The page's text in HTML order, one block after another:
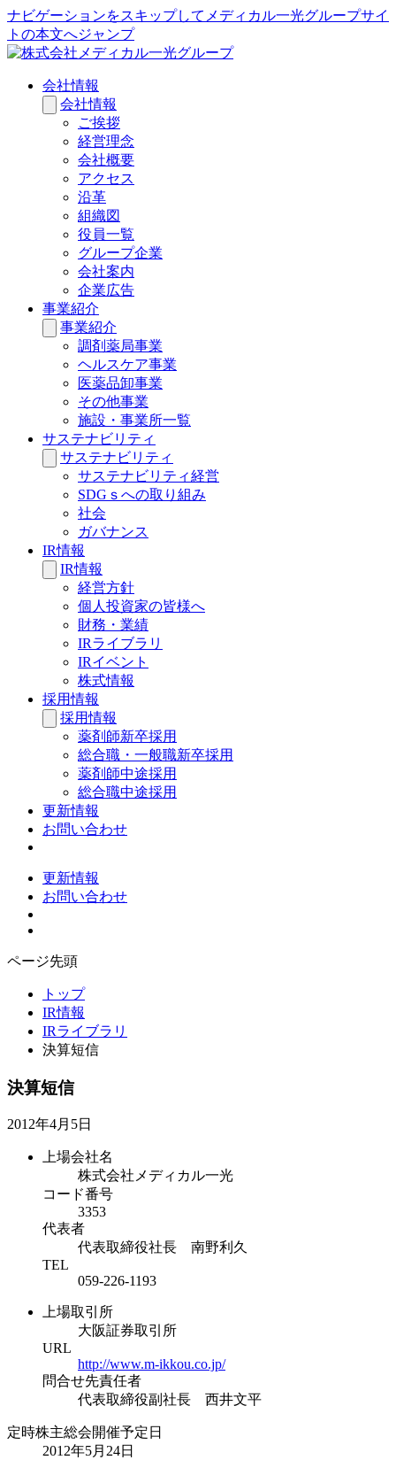
ナビゲーションをスキップしてメディカル一光グループサイ
トの本文へジャンプ
会社情報
会社情報
ご挨拶
経営理念
会社概要
アクセス
沿革
組織図
役員一覧
グループ企業
会社案内
企業広告
事業紹介
事業紹介
調剤薬局事業
ヘルスケア事業
医薬品卸事業
その他事業
施設・事業所一覧
サステナビリティ
サステナビリティ
サステナビリティ経営
SDGｓへの取り組み
社会
ガバナンス
IR情報
IR情報
経営方針
個人投資家の皆様へ
財務・業績
IRライブラリ
IRイベント
株式情報
採用情報
採用情報
薬剤師新卒採用
総合職・一般職新卒採用
薬剤師中途採用
総合職中途採用
更新情報
お問い合わせ
更新情報
お問い合わせ
ページ先頭
トップ
IR情報
IRライブラリ
決算短信
決算短信
2012年4月5日
上場会社名
株式会社メディカル一光
コード番号
3353
代表者
代表取締役社長 南野利久
TEL
059-226-1193
上場取引所
大阪証券取引所
URL
http://www.m-ikkou.co.jp/
問合せ先責任者
代表取締役副社長 西井文平
定時株主総会開催予定日
2012年5月24日